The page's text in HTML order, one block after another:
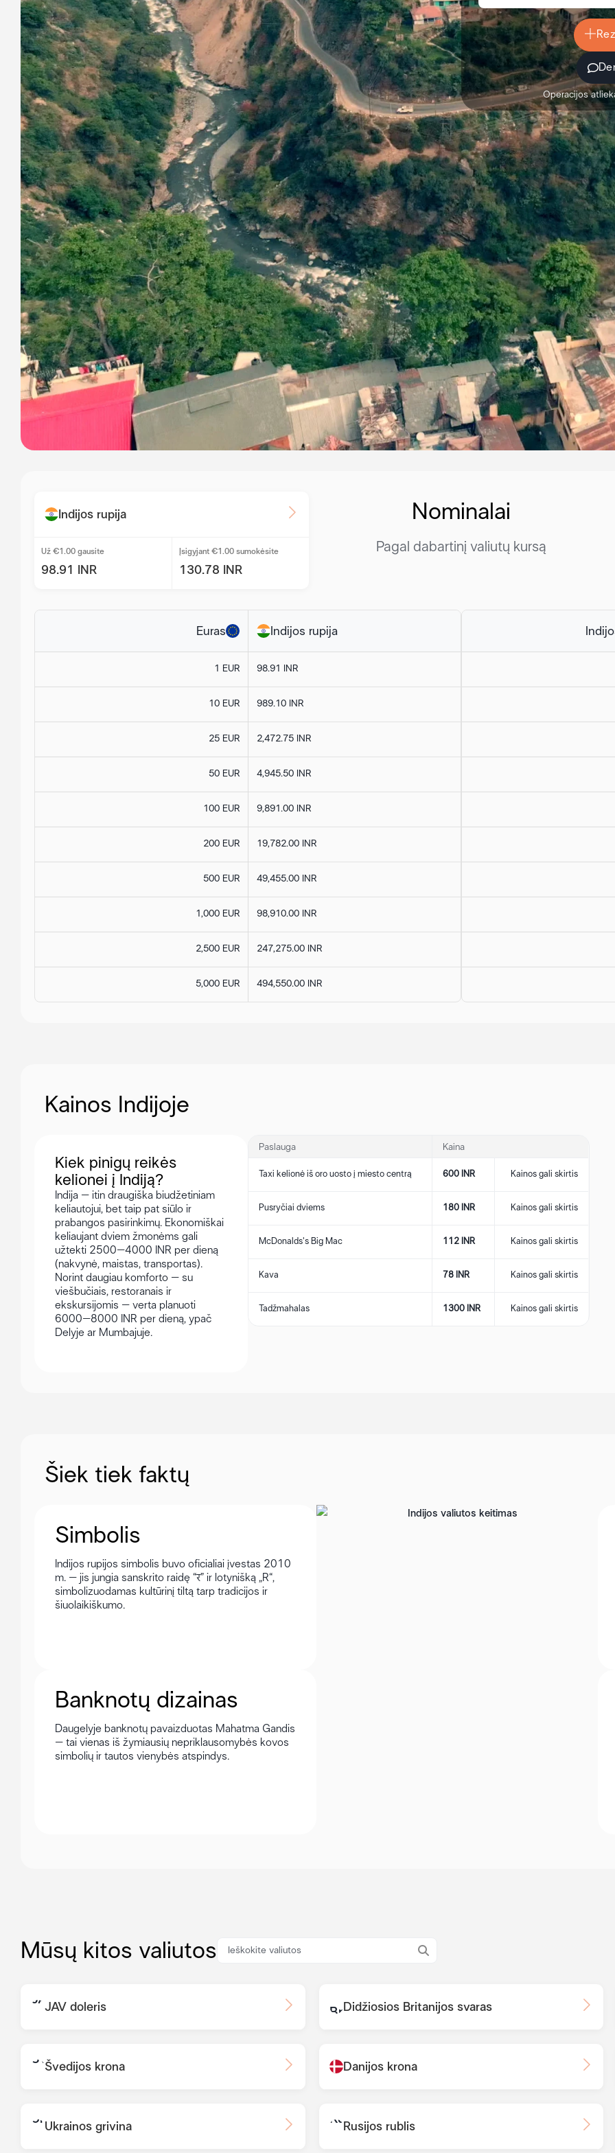
Operacijos
Indijos rupija
Už €1.00 gausite
98.91 INR
Įsigyjant €1.00 sumokėsite
130.78 INR
Nominalai
Pagal dabartinį valiutų kursą
Euras Indijos rupija
1 EUR 98.91 INR
10 EUR 989.10 INR
25 EUR 2,472.75 INR
50 EUR 4,945.50 INR
100 EUR 9,891.00 INR
200 EUR 19,782.00 INR
500 EUR 49,455.00 INR
1,000 EUR 98,910.00 INR
2,500 EUR 247,275.00 INR
5,000 EUR 494,550.00 INR
Kainos Indijoje
Kiek pinigų reikės
kelionei į Indiją?
Indija – itin draugiška biudžetiniam
keliautojui, bet taip pat siūlo ir
prabangos pasirinkimų. Ekonomiškai
keliaujant dviem žmonėms gali
užtekti 2500–4000 INR per dieną
(nakvynė, maistas, transportas).
Norint daugiau komforto – su
viešbučiais, restoranais ir
ekskursijomis – verta planuoti
6000–8000 INR per dieną, ypač
Delyje ar Mumbajuje.
Paslauga Kaina
Taxi kelionė iš oro uosto į miesto centrą 600 INR Kainos gali skirtis
Pusryčiai dviems 180 INR Kainos gali skirtis
McDonalds's Big Mac 112 INR Kainos gali skirtis
Kava 78 INR Kainos gali skirtis
Tadžmahalas 1300 INR Kainos gali skirtis
Šiek tiek faktų
Simbolis
Indijos rupijos simbolis buvo oficialiai įvestas 2010
m. – jis jungia sanskrito raidę “र” ir lotynišką „R“,
simbolizuodamas kultūrinį tiltą tarp tradicijos ir
šiuolaikiškumo.
Banknotų dizainas
Daugelyje banknotų pavaizduotas Mahatma Gandis
– tai vienas iš žymiausių nepriklausomybės kovos
simbolių ir tautos vienybės atspindys.
Mūsų kitos valiutos
JAV doleris Didžiosios Britanijos svaras
Švedijos krona Danijos krona
Ukrainos grivina Rusijos rublis